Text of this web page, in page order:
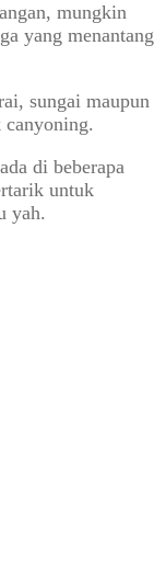
mungkin
yang menantang
sungai maupun
di beberapa
untuk
yah.